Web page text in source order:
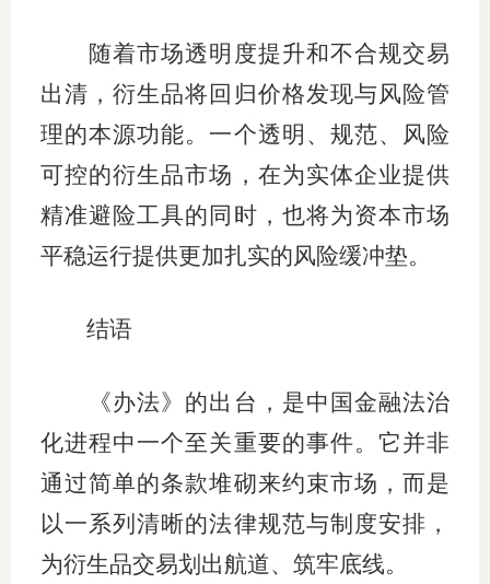
随着市场透明度提升和不合规交易
出清，衍生品将回归价格发现与风险管
理的本源功能。一个透明、规范、风险
可控的衍生品市场，在为实体企业提供
精准避险工具的同时，也将为资本市场
平稳运行提供更加扎实的风险缓冲垫。
结语
《办法》的出台，是中国金融法治
化进程中一个至关重要的事件。它并非
通过简单的条款堆砌来约束市场，而是
以一系列清晰的法律规范与制度安排，
为衍生品交易划出航道、筑牢底线。